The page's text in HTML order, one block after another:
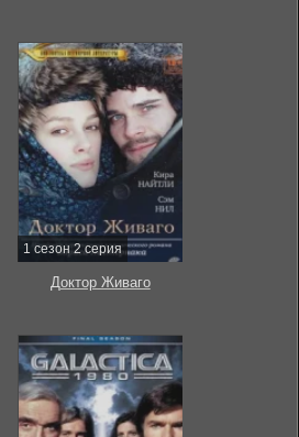
1 сезон 2 серия
Доктор Живаго